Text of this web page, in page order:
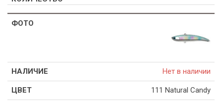
Нет в наличии
111 Natural Candy